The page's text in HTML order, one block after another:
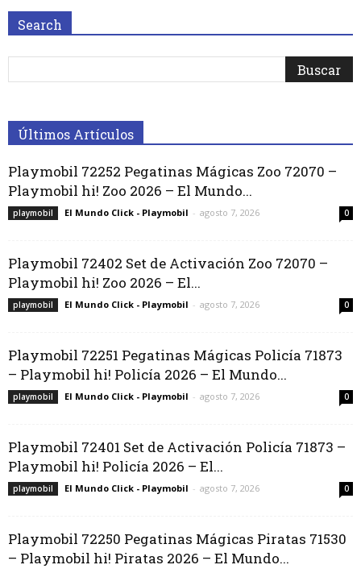
Search
Últimos Artículos
Playmobil 72252 Pegatinas Mágicas Zoo 72070 –
Playmobil hi! Zoo 2026 – El Mundo...
playmobil El Mundo Click - Playmobil - agosto 7, 2026 0
Playmobil 72402 Set de Activación Zoo 72070 –
Playmobil hi! Zoo 2026 – El...
playmobil El Mundo Click - Playmobil - agosto 7, 2026 0
Playmobil 72251 Pegatinas Mágicas Policía 71873
– Playmobil hi! Policía 2026 – El Mundo...
playmobil El Mundo Click - Playmobil - agosto 7, 2026 0
Playmobil 72401 Set de Activación Policía 71873 –
Playmobil hi! Policía 2026 – El...
playmobil El Mundo Click - Playmobil - agosto 7, 2026 0
Playmobil 72250 Pegatinas Mágicas Piratas 71530
– Playmobil hi! Piratas 2026 – El Mundo...